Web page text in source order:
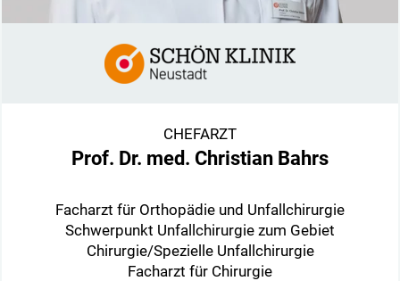
CHEFARZT
Prof. Dr. med. Christian Bahrs
Facharzt für Orthopädie und Unfallchirurgie
Schwerpunkt Unfallchirurgie zum Gebiet
Chirurgie/Spezielle Unfallchirurgie
Facharzt für Chirurgie